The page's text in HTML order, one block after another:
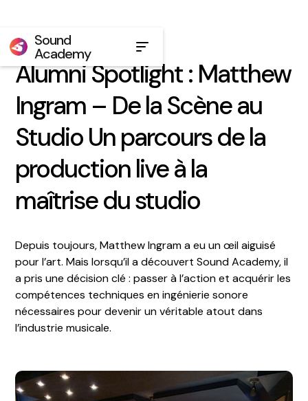
Sound
Academy
Alumni Spotlight : Matthew
Ingram – De la Scène au
Studio Un parcours de la
production live à la
maîtrise du studio
Depuis toujours, Matthew Ingram a eu un œil aiguisé
pour l’art. Mais lorsqu’il a découvert Sound Academy, il
a pris une décision clé : passer à l’action et acquérir les
compétences techniques en ingénierie sonore
nécessaires pour devenir un véritable atout dans
l’industrie musicale.